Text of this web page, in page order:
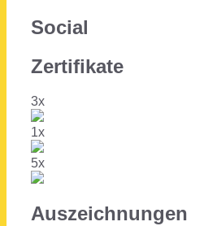
Social
Zertifikate
3x
1x
5x
Auszeichnungen